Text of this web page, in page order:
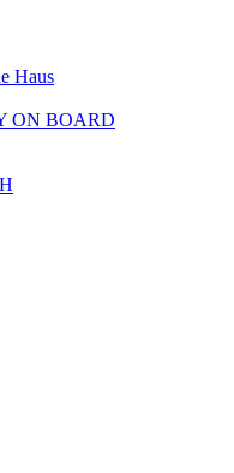
Haus
ON BOARD